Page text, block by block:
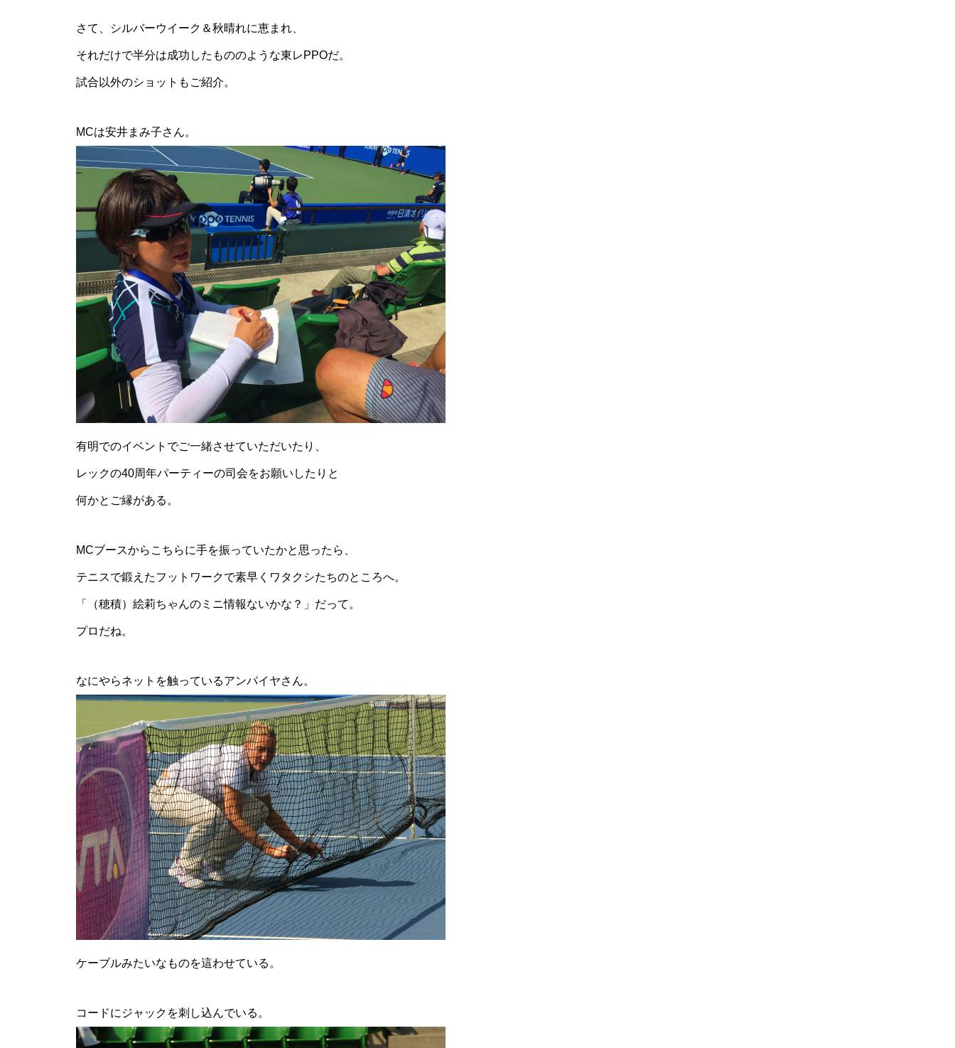
さて、シルバーウイーク＆秋晴れに恵まれ、
それだけで半分は成功したもののような東レPPOだ。
試合以外のショットもご紹介。
MCは安井まみ子さん。
有明でのイベントでご一緒させていただいたり、
レックの40周年パーティーの司会をお願いしたりと
何かとご縁がある。
MCブースからこちらに手を振っていたかと思ったら、
テニスで鍛えたフットワークで素早くワタクシたちのところへ。
「（穂積）絵莉ちゃんのミニ情報ないかな？」だって。
プロだね。
なにやらネットを触っているアンパイヤさん。
ケーブルみたいなものを這わせている。
コードにジャックを刺し込んでいる。